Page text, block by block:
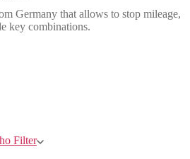
Germany that allows to stop mileage,
key combinations.
Filter